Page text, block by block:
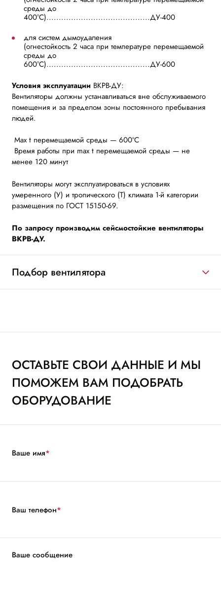
среды до
400°С)..........................................ДУ-400
для систем дымоудаления
(огнестойкость 2 часа при температуре перемещаемой
среды до
600°С)..........................................ДУ-600
Условия эксплуатации ВКРВ-ДУ:
Вентиляторы должны устанавливаться вне обслуживаемого
помещения и за пределом зоны постоянного пребывания
людей.
Max t перемещаемой среды — 600ºC
Время работы при max t перемещаемой среды — не
менее 120 минут
Вентиляторы могут эксплуатироваться в условиях
умеренного (У) и тропического (Т) климата 1-й категории
размещения по ГОСТ 15150-69.
По запросу производим сейсмостойкие вентиляторы
ВКРВ-ДУ.
Подбор вентилятора
ОСТАВЬТЕ СВОИ ДАННЫЕ И МЫ
ПОМОЖЕМ ВАМ ПОДОБРАТЬ
ОБОРУДОВАНИЕ
Ваше имя*
Ваш телефон*
Ваше сообщение